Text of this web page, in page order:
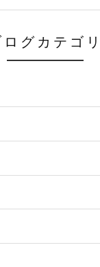
ログカテゴリ